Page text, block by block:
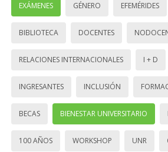
EXÁMENES GÉNERO EFEMÉRIDES
BIBLIOTECA DOCENTES
RELACIONES INTERNACIONALES I + D
INGRESANTES INCLUSIÓN
BECAS BIENESTAR UNIVERSITARIO
100 AÑOS WORKSHOP UNR